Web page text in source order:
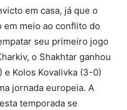
em casa, já que o
meio ao conflito do
seu primeiro jogo
o Shakhtar ganhou
e Kolos Kovalivka (3-0)
jornada europeia. A
temporada se